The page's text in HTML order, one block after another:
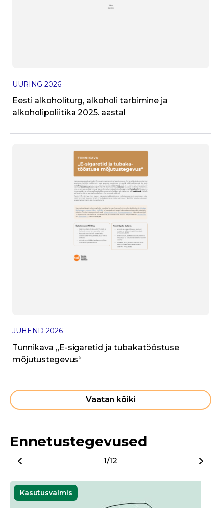
UURING 2026
Eesti alkoholiturg, alkoholi tarbimine ja
alkoholipoliitika 2025. aastal
JUHEND 2026
Tunnikava „E-sigaretid ja tubakatööstuse
mõjutustegevus“
Vaatan kõiki
Ennetustegevused
1/12
Kasutusvalmis